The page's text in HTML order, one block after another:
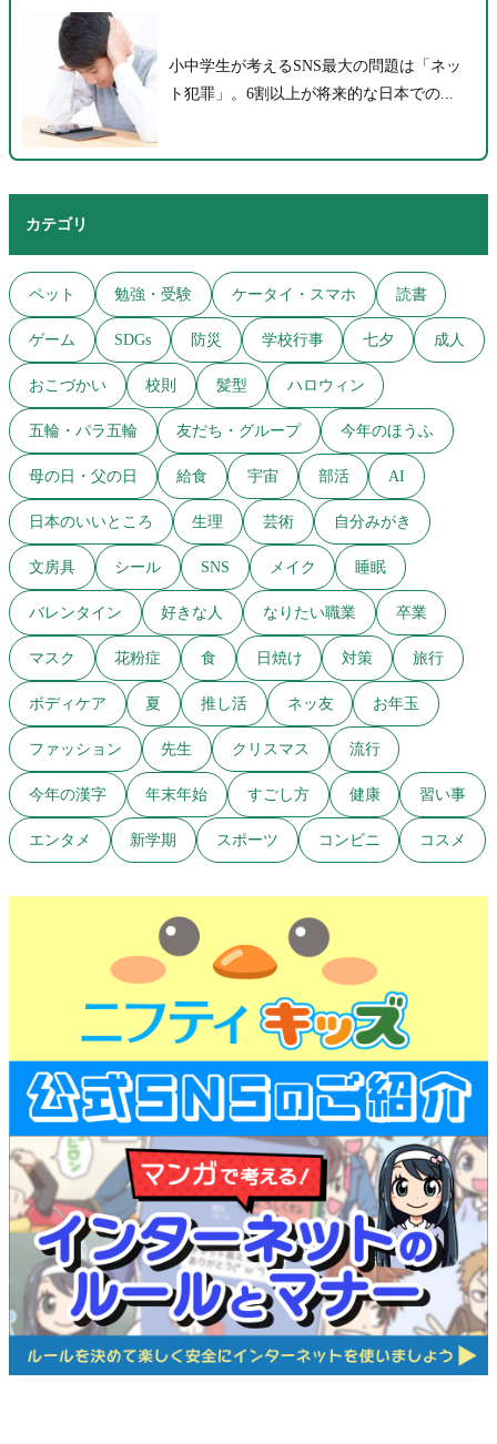
小中学生が考えるSNS最大の問題は「ネッ
ト犯罪」。6割以上が将来的な日本での...
カテゴリ
ペット 勉強・受験 ケータイ・スマホ 読書
ゲーム SDGs 防災 学校行事 七夕 成人
おこづかい 校則 髪型 ハロウィン
五輪・パラ五輪 友だち・グループ 今年のほうふ
母の日・父の日 給食 宇宙 部活 AI
日本のいいところ 生理 芸術 自分みがき
文房具 シール SNS メイク 睡眠
バレンタイン 好きな人 なりたい職業 卒業
マスク 花粉症 食 日焼け 対策 旅行
ボディケア 夏 推し活 ネッ友 お年玉
ファッション 先生 クリスマス 流行
今年の漢字 年末年始 すごし方 健康 習い事
エンタメ 新学期 スポーツ コンビニ コスメ